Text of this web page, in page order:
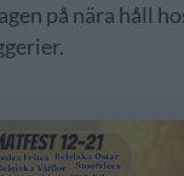
på nära håll